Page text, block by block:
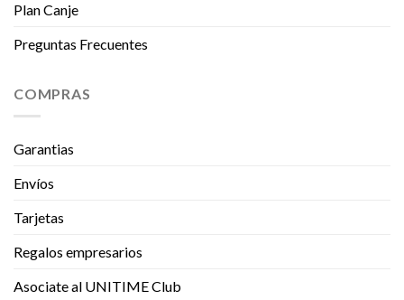
Plan Canje
Preguntas Frecuentes
COMPRAS
Garantias
Envíos
Tarjetas
Regalos empresarios
Asociate al UNITIME Club